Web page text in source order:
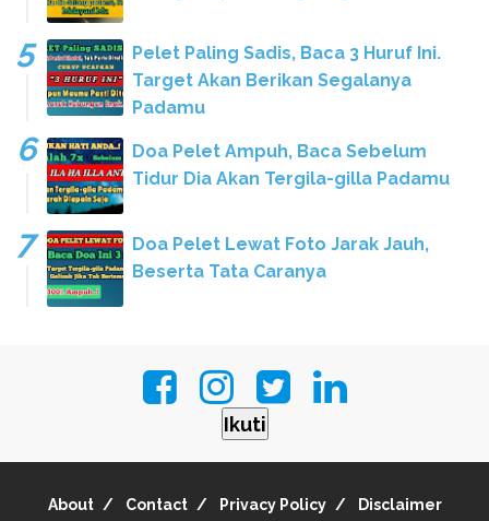
Pelet Paling Sadis, Baca 3 Huruf Ini.
Target Akan Berikan Segalanya
Padamu
Doa Pelet Ampuh, Baca Sebelum
Tidur Dia Akan Tergila-gilla Padamu
Doa Pelet Lewat Foto Jarak Jauh,
Beserta Tata Caranya
Ikuti
About Contact Privacy Policy Disclaimer